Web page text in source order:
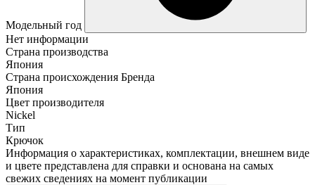
Модельный год
Нет информации
Страна производства
Япония
Страна происхождения Бренда
Япония
Цвет производителя
Nickel
Тип
Крючок
Информация о характеристиках, комплектации, внешнем виде
и цвете представлена для справки и основана на самых
свежих сведениях на момент публикации